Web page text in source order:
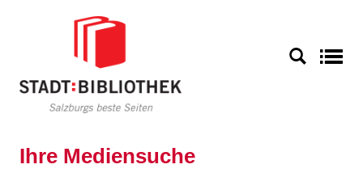
Ihre Mediensuche